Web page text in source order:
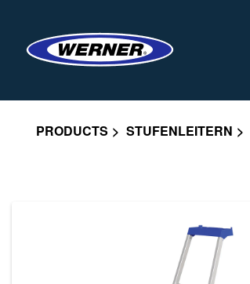
PRODUCTS STUFENLEITERN